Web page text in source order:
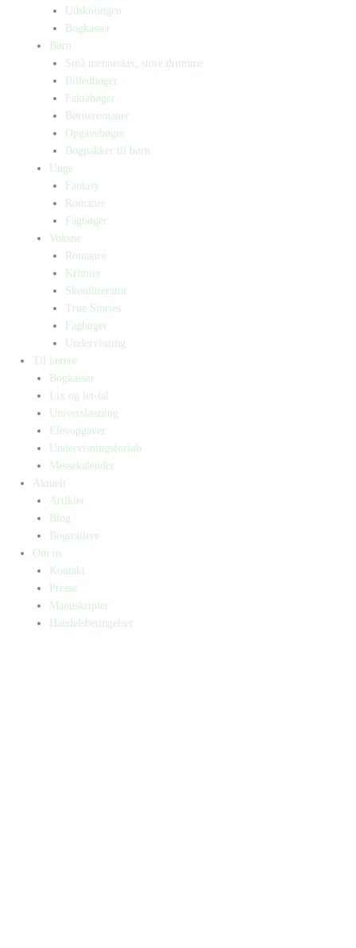
Udskolingen
Bogkasser
Børn
Små mennesker, store drømme
Billedbøger
Faktabøger
Børneromaner
Opgavebøger
Bogpakker til børn
Unge
Fantasy
Romaner
Fagbøger
Voksne
Romance
Krimier
Skønlitteratur
True Stories
Fagbøger
Undervisning
Til lærere
Bogkasser
Lix og let-tal
Universlæsning
Elevopgaver
Undervisningsforløb
Messekalender
Aktuelt
Artikler
Blog
Bogtrailere
Om os
Kontakt
Presse
Manuskripter
Handelsbetingelser